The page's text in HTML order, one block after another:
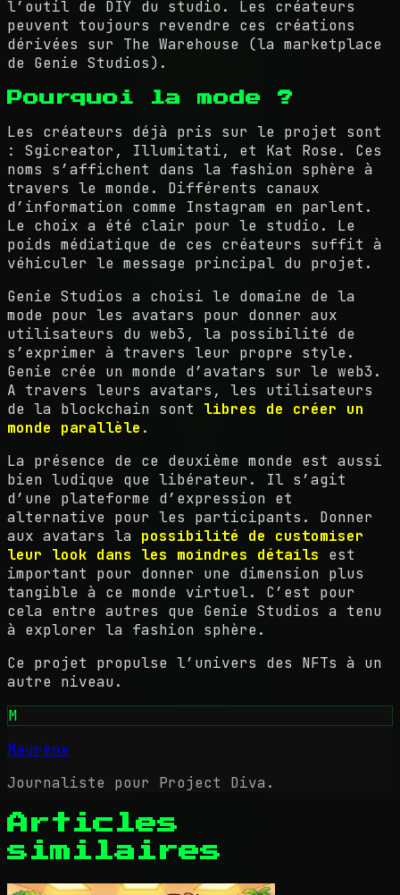
l’outil de DIY du studio. Les créateurs
peuvent toujours revendre ces créations
dérivées sur The Warehouse (la marketplace
de Genie Studios).
Pourquoi la mode ?
Les créateurs déjà pris sur le projet sont
: Sgicreator, Illumitati, et Kat Rose. Ces
noms s’affichent dans la fashion sphère à
travers le monde. Différents canaux
d’information comme Instagram en parlent.
Le choix a été clair pour le studio. Le
poids médiatique de ces créateurs suffit à
véhiculer le message principal du projet.
Genie Studios a choisi le domaine de la
mode pour les avatars pour donner aux
utilisateurs du web3, la possibilité de
s’exprimer à travers leur propre style.
Genie crée un monde d’avatars sur le web3.
A travers leurs avatars, les utilisateurs
de la blockchain sont libres de créer un
monde parallèle .
La présence de ce deuxième monde est aussi
bien ludique que libérateur. Il s’agit
d’une plateforme d’expression et
alternative pour les participants. Donner
aux avatars la possibilité de customiser
leur look dans les moindres détails est
important pour donner une dimension plus
tangible à ce monde virtuel. C’est pour
cela entre autres que Genie Studios a tenu
à explorer la fashion sphère.
Ce projet propulse l’univers des NFTs à un
autre niveau.
M
Maurène
Journaliste pour Project Diva.
Articles
similaires